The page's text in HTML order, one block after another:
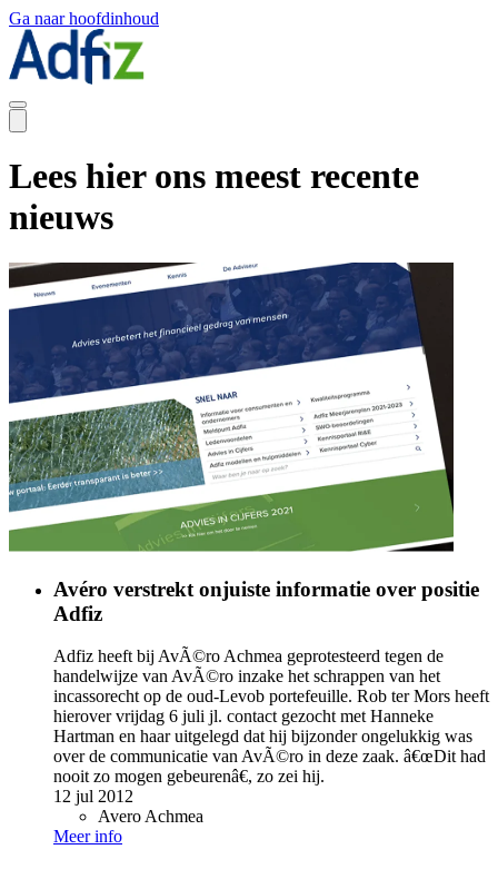
Ga naar hoofdinhoud
Lees hier ons meest recente
nieuws
Avéro verstrekt onjuiste informatie over positie
Adfiz
Adfiz heeft bij AvÃ©ro Achmea geprotesteerd tegen de
handelwijze van AvÃ©ro inzake het schrappen van het
incassorecht op de oud-Levob portefeuille. Rob ter Mors heeft
hierover vrijdag 6 juli jl. contact gezocht met Hanneke
Hartman en haar uitgelegd dat hij bijzonder ongelukkig was
over de communicatie van AvÃ©ro in deze zaak. â€œDit had
nooit zo mogen gebeurenâ€, zo zei hij.
12 jul 2012
Avero Achmea
Meer info